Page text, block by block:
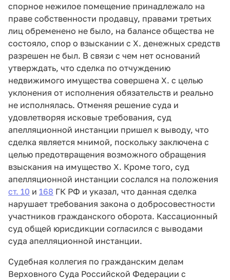
спорное нежилое помещение принадлежало на
праве собственности продавцу, правами третьих
лиц обременено не было, на балансе общества не
состояло, спор о взыскании с Х. денежных средств
разрешен не был. В связи с чем нет оснований
утверждать, что сделка по отчуждению
недвижимого имущества совершена Х. с целью
уклонения от исполнения обязательств и реально
не исполнялась. Отменяя решение суда и
удовлетворяя исковые требования, суд
апелляционной инстанции пришел к выводу, что
сделка является мнимой, поскольку заключена с
целью предотвращения возможного обращения
взыскания на имущество Х. Кроме того, суд
апелляционной инстанции сослался на положения
ст. 10 и 168 ГК РФ и указал, что данная сделка
нарушает требования закона о добросовестности
участников гражданского оборота. Кассационный
суд общей юрисдикции согласился с выводами
суда апелляционной инстанции.
Судебная коллегия по гражданским делам
Верховного Суда Российской Федерации с